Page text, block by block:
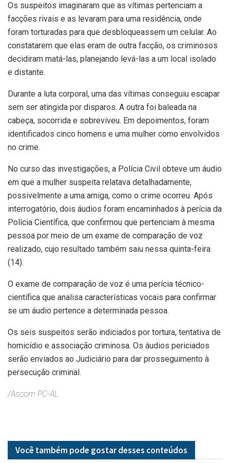
Os suspeitos imaginaram que as vítimas pertenciam a
facções rivais e as levaram para uma residência, onde
foram torturadas para que desbloqueassem um celular. Ao
constatarem que elas eram de outra facção, os criminosos
decidiram matá-las, planejando levá-las a um local isolado
e distante.
Durante a luta corporal, uma das vítimas conseguiu escapar
sem ser atingida por disparos. A outra foi baleada na
cabeça, socorrida e sobreviveu. Em depoimentos, foram
identificados cinco homens e uma mulher como envolvidos
no crime.
No curso das investigações, a Polícia Civil obteve um áudio
em que a mulher suspeita relatava detalhadamente,
possivelmente a uma amiga, como o crime ocorreu. Após
interrogatório, dois áudios foram encaminhados à perícia da
Polícia Científica, que confirmou que pertenciam à mesma
pessoa por meio de um exame de comparação de voz
realizado, cujo resultado também saiu nessa quinta-feira
(14).
O exame de comparação de voz é uma perícia técnico-
científica que analisa características vocais para confirmar
se um áudio pertence a determinada pessoa.
Os seis suspeitos serão indiciados por tortura, tentativa de
homicídio e associação criminosa. Os áudios periciados
serão enviados ao Judiciário para dar prosseguimento à
persecução criminal.
/Ascom PC-AL
Você também pode gostar desses conteúdos